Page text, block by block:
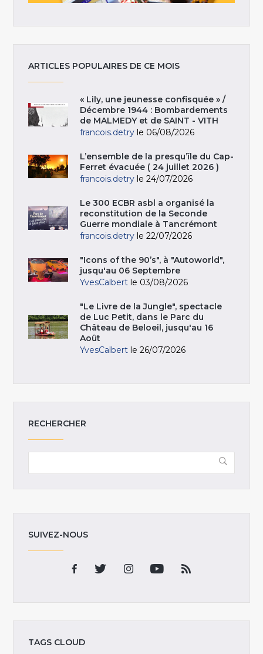
ARTICLES POPULAIRES DE CE MOIS
« Lily, une jeunesse confisquée » /
Décembre 1944 : Bombardements
de MALMEDY et de SAINT - VITH
francois.detry le 06/08/2026
L’ensemble de la presqu’île du Cap-
Ferret évacuée ( 24 juillet 2026 )
francois.detry le 24/07/2026
Le 300 ECBR asbl a organisé la
reconstitution de la Seconde
Guerre mondiale à Tancrémont
francois.detry le 22/07/2026
"Icons of the 90’s", à "Autoworld",
jusqu'au 06 Septembre
YvesCalbert le 03/08/2026
"Le Livre de la Jungle", spectacle
de Luc Petit, dans le Parc du
Château de Beloeil, jusqu'au 16
Août
YvesCalbert le 26/07/2026
RECHERCHER
SUIVEZ-NOUS
TAGS CLOUD